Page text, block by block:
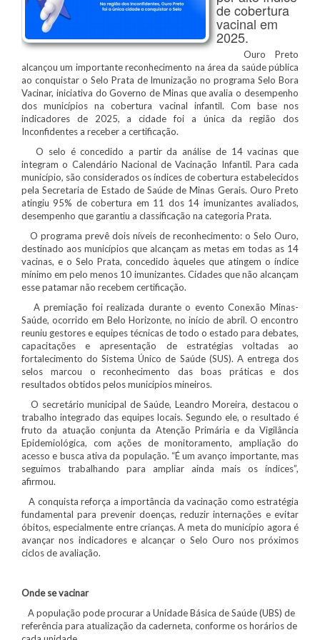
de cobertura
vacinal em
2025.
Ouro Preto
alcançou um importante reconhecimento na área da saúde pública
ao conquistar o Selo Prata de Imunização no programa Selo Bora
Vacinar, iniciativa do Governo de Minas que avalia o desempenho
dos municípios na cobertura vacinal infantil. Com base nos
indicadores de 2025, a cidade foi a única da região dos
Inconfidentes a receber a certificação.
O selo é concedido a partir da análise de 14 vacinas que
integram o Calendário Nacional de Vacinação Infantil. Para cada
município, são considerados os índices de cobertura estabelecidos
pela Secretaria de Estado de Saúde de Minas Gerais. Ouro Preto
atingiu 95% de cobertura em 11 dos 14 imunizantes avaliados,
desempenho que garantiu a classificação na categoria Prata.
O programa prevê dois níveis de reconhecimento: o Selo Ouro,
destinado aos municípios que alcançam as metas em todas as 14
vacinas, e o Selo Prata, concedido àqueles que atingem o índice
mínimo em pelo menos 10 imunizantes. Cidades que não alcançam
esse patamar não recebem certificação.
A premiação foi realizada durante o evento Conexão Minas-
Saúde, ocorrido em Belo Horizonte, no início de abril. O encontro
reuniu gestores e equipes técnicas de todo o estado para debates,
capacitações e apresentação de estratégias voltadas ao
fortalecimento do Sistema Único de Saúde (SUS). A entrega dos
selos marcou o reconhecimento das boas práticas e dos
resultados obtidos pelos municípios mineiros.
O secretário municipal de Saúde, Leandro Moreira, destacou o
trabalho integrado das equipes locais. Segundo ele, o resultado é
fruto da atuação conjunta da Atenção Primária e da Vigilância
Epidemiológica, com ações de monitoramento, ampliação do
acesso e busca ativa da população. “É um avanço importante, mas
seguimos trabalhando para ampliar ainda mais os índices”,
afirmou.
A conquista reforça a importância da vacinação como estratégia
fundamental para prevenir doenças, reduzir internações e evitar
óbitos, especialmente entre crianças. A meta do município agora é
avançar nos indicadores e alcançar o Selo Ouro nos próximos
ciclos de avaliação.
Onde se vacinar
A população pode procurar a Unidade Básica de Saúde (UBS) de
referência para atualização da caderneta, conforme os horários de